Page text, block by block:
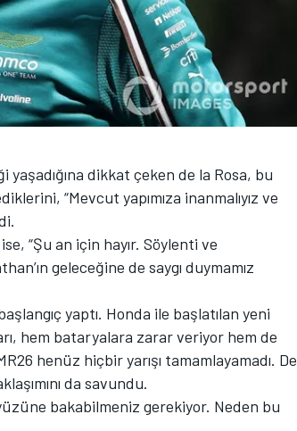
yaşadığına dikkat çeken de la Rosa, bu
“Mevcut yapımıza inanmalıyız ve
“Şu an için hayır. Söylenti ve
geleceğine de saygı duymamız
yaptı. Honda ile başlatılan yeni
hem bataryalara zarar veriyor hem de
henüz hiçbir yarışı tamamlayamadı. De
da savundu.
bakabilmeniz gerekiyor. Neden bu